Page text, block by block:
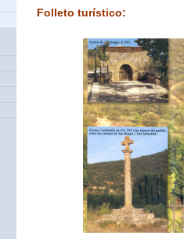
Folleto turístico: